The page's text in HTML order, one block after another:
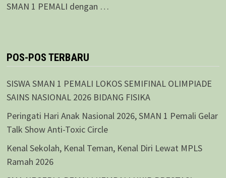
SMAN 1 PEMALI dengan …
POS-POS TERBARU
SISWA SMAN 1 PEMALI LOKOS SEMIFINAL OLIMPIADE
SAINS NASIONAL 2026 BIDANG FISIKA
Peringati Hari Anak Nasional 2026, SMAN 1 Pemali Gelar
Talk Show Anti-Toxic Circle
Kenal Sekolah, Kenal Teman, Kenal Diri Lewat MPLS
Ramah 2026